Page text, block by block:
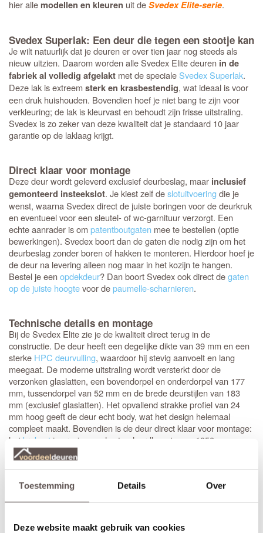
Toestemming Details Over
Deze website maakt gebruik van cookies
hier alle modellen en kleuren uit deSvedex Elite-serie.
Svedex Superlak: Een deur die tegen een stootje kan
Je wilt natuurlijk dat je deuren er over tien jaar nog steeds als
nieuw uitzien. Daarom worden alle Svedex Elite deuren in de
fabriek al volledig afgelakt met de specialeSvedex Superlak.
Deze lak is extreemsterk en krasbestendig, wat ideaal is voor
een druk huishouden. Bovendien hoef je niet bang te zijn voor
verkleuring; de lak is kleurvast en behoudt zijn frisse uitstraling.
Svedex is zo zeker van deze kwaliteit dat je standaard 10 jaar
garantie op de laklaag krijgt.
Direct klaar voor montage
Deze deur wordt geleverd exclusief deurbeslag, maar inclusief
gemonteerd insteekslot. Je kiest zelf deslotuitvoeringdie je
wenst, waarna Svedex direct de juiste boringen voor de deurkruk
en eventueel voor een sleutel- of wc-garnituur verzorgt. Een
echte aanrader is ompatentboutgaten mee te bestellen (optie
bewerkingen). Svedex boort dan de gaten die nodig zijn om het
deurbeslag zonder boren of hakken te monteren. Hierdoor hoef je
de deur na levering alleen nog maar in het kozijn te hangen.
Bestel je eenopdekdeur? Dan boort Svedex ook direct degaten
op de juiste hoogtevoor depaumelle-scharnieren.
Technische details en montage
Bij de Svedex Elite zie je de kwaliteit direct terug in de
constructie. De deur heeft een degelijke dikte van 39 mm en een
sterke HPC deurvulling, waardoor hij stevig aanvoelt en lang
meegaat. De moderne uitstraling wordt versterkt door de
verzonken glaslatten, een bovendorpel en onderdorpel van 177
mm, tussendorpel van 52 mm en de brede deurstijlen van 183
mm (exclusief glaslatten). Het opvallend strakke profiel van 24
mm hoog geeft de deur echt body, wat het design helemaal
compleet maakt. Bovendien is de deur direct klaar voor montage:
het krukgat is precies op de standaardhoogte van 1050 mm
geboord.
zijn altijd voorzien van boringen voor de scharnieren op
standaardhoogte. Bekijk de
Elk model
Svedex deuris leverbaar in zowel een stompe als